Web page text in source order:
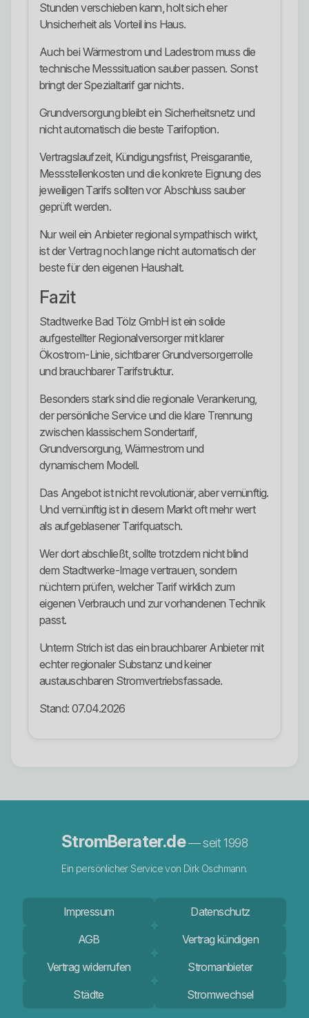
Stunden verschieben kann, holt sich eher
Unsicherheit als Vorteil ins Haus.
Auch bei Wärmestrom und Ladestrom muss die
technische Messsituation sauber passen. Sonst
bringt der Spezialtarif gar nichts.
Grundversorgung bleibt ein Sicherheitsnetz und
nicht automatisch die beste Tarifoption.
Vertragslaufzeit, Kündigungsfrist, Preisgarantie,
Messstellenkosten und die konkrete Eignung des
jeweiligen Tarifs sollten vor Abschluss sauber
geprüft werden.
Nur weil ein Anbieter regional sympathisch wirkt,
ist der Vertrag noch lange nicht automatisch der
beste für den eigenen Haushalt.
Fazit
Stadtwerke Bad Tölz GmbH ist ein solide
aufgestellter Regionalversorger mit klarer
Ökostrom-Linie, sichtbarer Grundversorgerrolle
und brauchbarer Tarifstruktur.
Besonders stark sind die regionale Verankerung,
der persönliche Service und die klare Trennung
zwischen klassischem Sondertarif,
Grundversorgung, Wärmestrom und
dynamischem Modell.
Das Angebot ist nicht revolutionär, aber vernünftig.
Und vernünftig ist in diesem Markt oft mehr wert
als aufgeblasener Tarifquatsch.
Wer dort abschließt, sollte trotzdem nicht blind
dem Stadtwerke-Image vertrauen, sondern
nüchtern prüfen, welcher Tarif wirklich zum
eigenen Verbrauch und zur vorhandenen Technik
passt.
Unterm Strich ist das ein brauchbarer Anbieter mit
echter regionaler Substanz und keiner
austauschbaren Stromvertriebsfassade.
Stand: 07.04.2026
StromBerater.de— seit 1998
Ein persönlicher Service von Dirk Oschmann.
Impressum
Datenschutz
AGB
Vertrag kündigen
Vertrag widerrufen
Stromanbieter
Städte
Stromwechsel